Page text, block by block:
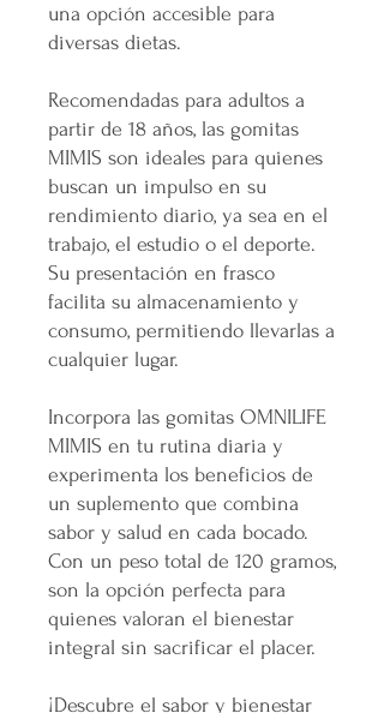
una opción accesible para
diversas dietas.
Recomendadas para adultos a
partir de 18 años, las gomitas
MIMIS son ideales para quienes
buscan un impulso en su
rendimiento diario, ya sea en el
trabajo, el estudio o el deporte.
Su presentación en frasco
facilita su almacenamiento y
consumo, permitiendo llevarlas a
cualquier lugar.
Incorpora las gomitas OMNILIFE
MIMIS en tu rutina diaria y
experimenta los beneficios de
un suplemento que combina
sabor y salud en cada bocado.
Con un peso total de 120 gramos,
son la opción perfecta para
quienes valoran el bienestar
integral sin sacrificar el placer.
¡Descubre el sabor y bienestar